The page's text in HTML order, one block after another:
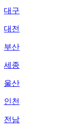
대구
대전
부산
세종
울산
인천
전남